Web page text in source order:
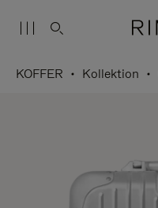
KOFFER Kollektion